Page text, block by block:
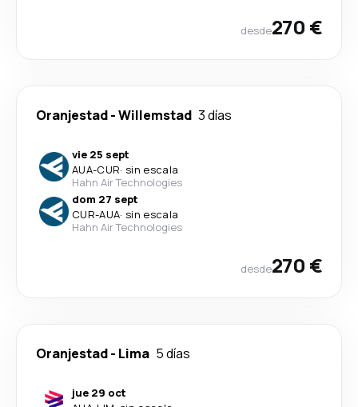
desde270 €
Oranjestad-Willemstad 3 días
vie 25 sept
AUA-CUR· sin escala
Hahn Air Technologies
dom 27 sept
CUR-AUA· sin escala
Hahn Air Technologies
desde270 €
Oranjestad- Lima 5 días
jue 29 oct